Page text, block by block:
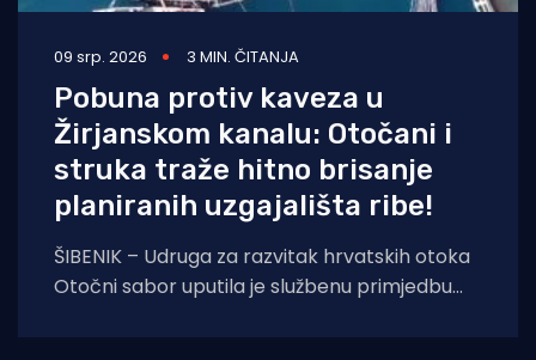
09 srp. 2026 3 MIN. ČITANJA
Pobuna protiv kaveza u
Žirjanskom kanalu: Otočani i
struka traže hitno brisanje
planiranih uzgajališta ribe!
ŠIBENIK – Udruga za razvitak hrvatskih otoka
Otočni sabor uputila je službenu primjedbu